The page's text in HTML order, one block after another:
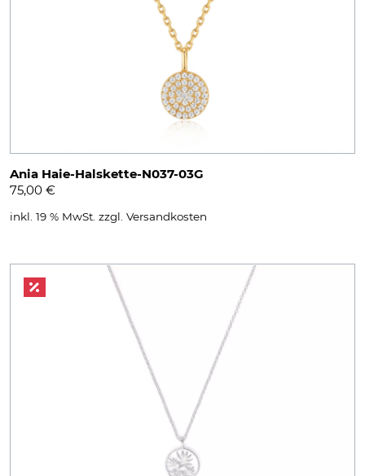
Ania Haie-Halskette-N037-03G
75,00 €
inkl. 19 % MwSt. zzgl. Versandkosten